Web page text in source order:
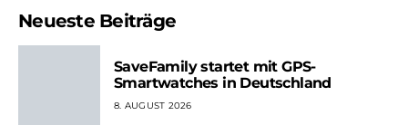
Neueste Beiträge
SaveFamily startet mit GPS-
Smartwatches in Deutschland
8. AUGUST 2026